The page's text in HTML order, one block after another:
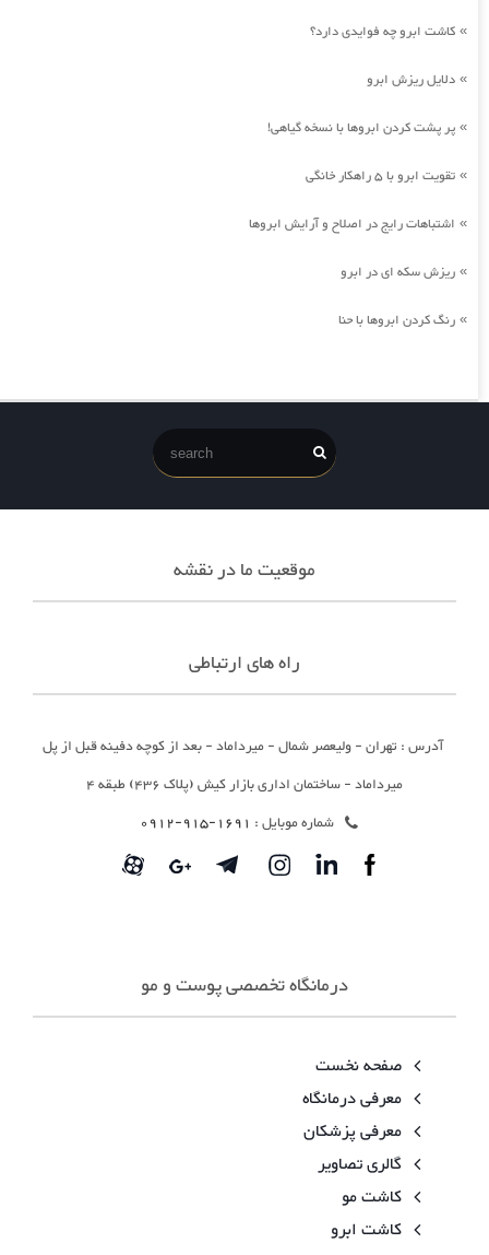
» کاشت ابرو چه فوایدی دارد؟
» دلایل ریزش ابرو
» پر پشت کردن ابروها با نسخه گیاهی!
» تقویت ابرو با 5 راهکار خانگی
» اشتباهات رایج در اصلاح و آرایش ابروها
» ریزش سکه ای در ابرو
» رنگ کردن ابروها با حنا
موقعیت ما در نقشه
راه های ارتباطی
آدرس : تهران - ولیعصر شمال - میرداماد - بعد از کوچه دفینه قبل از پل
میرداماد - ساختمان اداری بازار کیش (پلاک 436) طبقه 4
شماره موبایل : 1691-915-0912
درمانگاه تخصصی پوست و مو
صفحه نخست
معرفی درمانگاه
معرفی پزشکان
گالری تصاویر
کاشت مو
کاشت ابرو